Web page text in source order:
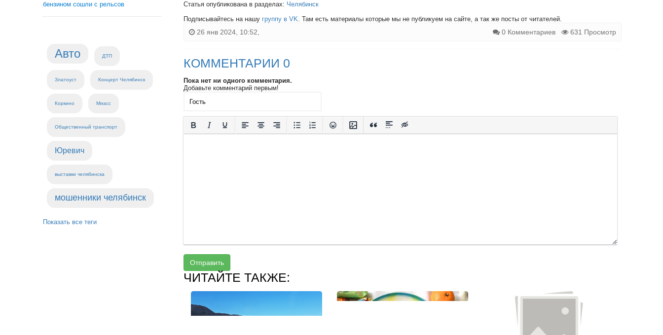
бензином сошли с рельсов
Авто ДТП
Златоуст Концерт Челябинск
Коркино Миасс
Общественный транспорт
Юревич
выставки челябинска
мошенники челябинск
Показать все теги
Статья опубликована в разделах: Челябинск
Подписывайтесь на нашу группу в VK. Там есть материалы которые мы не публикуем на сайте, а так же посты от читателей.
26 янв 2024, 10:52, 0 Комментариев 631 Просмотр
КОММЕНТАРИИ 0
Пока нет ни одного комментария.
Добавьте комментарий первым!
Отправить
ЧИТАЙТЕ ТАКЖЕ: